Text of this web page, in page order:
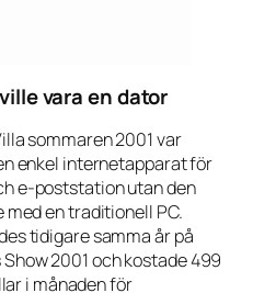
vara en dator
sommaren 2001 var
enkel internetapparat för
e-poststation utan den
en traditionell PC.
tidigare samma år på
2001 och kostade 499
i månaden för